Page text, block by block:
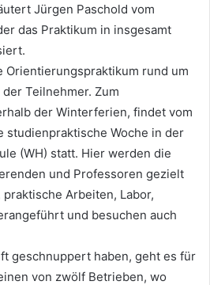
Jürgen Paschold vom
das Praktikum in insgesamt
Orientierungspraktikum rund um
Teilnehmer. Zum
der Winterferien, findet vom
studienpraktische Woche in der
(WH) statt. Hier werden die
und Professoren gezielt
Arbeiten, Labor,
und besuchen auch
geschnuppert haben, geht es für
von zwölf Betrieben, wo